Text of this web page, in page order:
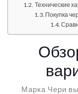
Технические
Покупка
Марка Чери